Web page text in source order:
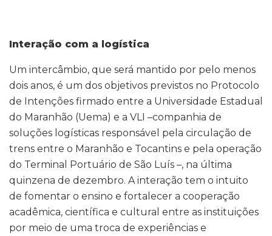
Interação com a logística
Um intercâmbio, que será mantido por pelo menos
dois anos, é um dos objetivos previstos no Protocolo
de Intenções firmado entre a Universidade Estadual
do Maranhão (Uema) e a VLI –companhia de
soluções logísticas responsável pela circulação de
trens entre o Maranhão e Tocantins e pela operação
do Terminal Portuário de São Luís –, na última
quinzena de dezembro. A interação tem o intuito
de fomentar o ensino e fortalecer a cooperação
acadêmica, científica e cultural entre as instituições
por meio de uma troca de experiências e